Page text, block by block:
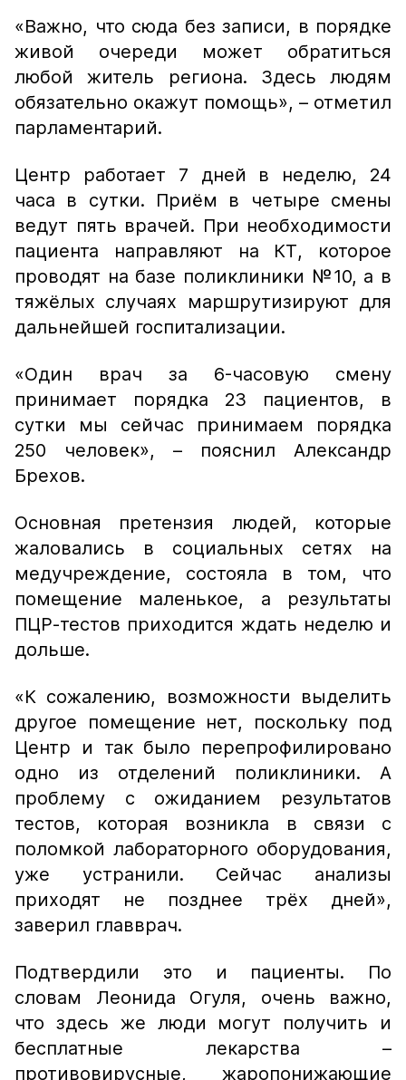
«Важно, что сюда без записи, в порядке
живой очереди может обратиться
любой житель региона. Здесь людям
обязательно окажут помощь», – отметил
парламентарий.
Центр работает 7 дней в неделю, 24
часа в сутки. Приём в четыре смены
ведут пять врачей. При необходимости
пациента направляют на КТ, которое
проводят на базе поликлиники №10, а в
тяжёлых случаях маршрутизируют для
дальнейшей госпитализации.
«Один врач за 6-часовую смену
принимает порядка 23 пациентов, в
сутки мы сейчас принимаем порядка
250 человек», – пояснил Александр
Брехов.
Основная претензия людей, которые
жаловались в социальных сетях на
медучреждение, состояла в том, что
помещение маленькое, а результаты
ПЦР-тестов приходится ждать неделю и
дольше.
«К сожалению, возможности выделить
другое помещение нет, поскольку под
Центр и так было перепрофилировано
одно из отделений поликлиники. А
проблему с ожиданием результатов
тестов, которая возникла в связи с
поломкой лабораторного оборудования,
уже устранили. Сейчас анализы
приходят не позднее трёх дней»,
заверил главврач.
Подтвердили это и пациенты. По
словам Леонида Огуля, очень важно,
что здесь же люди могут получить и
бесплатные лекарства –
противовирусные, жаропонижающие